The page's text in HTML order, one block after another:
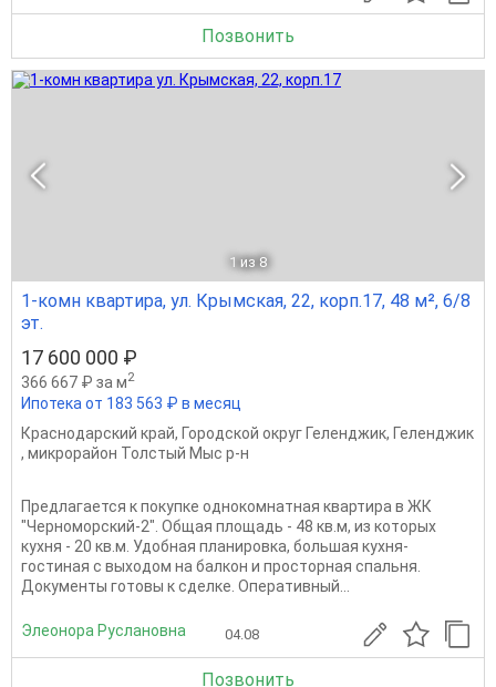
Позвонить
1 из 8
1-комн квартира, ул. Крымская, 22, корп.17, 48 м², 6/8
эт.
17 600 000 ₽
366 667 ₽ за м2
Ипотека от 183 563 ₽ в месяц
Краснодарский край, Городской округ Геленджик, Геленджик
, микрорайон Толстый Мыс р-н
Предлагается к покупке однокомнатная квартира в ЖК
"Черноморский-2". Общая площадь - 48 кв.м, из которых
кухня - 20 кв.м. Удобная планировка, большая кухня-
гостиная с выходом на балкон и просторная спальня.
Документы готовы к сделке. Оперативный...
Элеонора Руслановна 04.08
Позвонить